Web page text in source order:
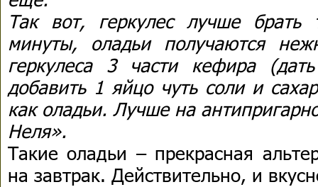
Так вот, геркулес лучше брать
минуты, оладьи получаются
геркулеса 3 части кефира
добавить 1 яйцо чуть соли и
как оладьи. Лучше на
Неля».
Такие оладьи – прекрасная
на завтрак. Действительно, и